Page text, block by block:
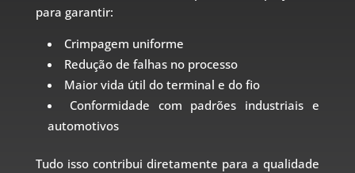
para garantir:
Crimpagem uniforme
Redução de falhas no processo
Maior vida útil do terminal e do fio
Conformidade com padrões industriais e
automotivos
Tudo isso contribui diretamente para a qualidade